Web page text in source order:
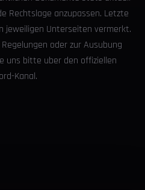
Rechtslage anzupassen. Letzte
jeweiligen Unterseiten vermerkt.
oder zur Ausubung
uns bitte uber den offiziellen
Kanal.